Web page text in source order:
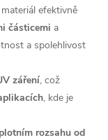
efektivně
částicemi a
a spolehlivost
záření, což
, kde je
rozsahu od